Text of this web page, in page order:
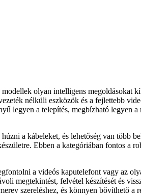
olyan intelligens megoldásokat
nélküli eszközök és a fejlettebb
legyen a telepítés, megbízható legyen
a kábeleket, és lehetőség van több
Ebben a kategóriában fontos a
a videós kaputelefont vagy az
megtekintést, felvétel készítését és
szereléshez, és könnyen bővíthető a